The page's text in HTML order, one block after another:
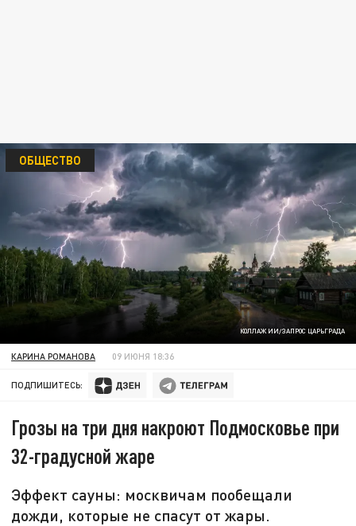
КОЛЛАЖ ИИ/ЗАПРОС ЦАРЬГРАДА
ОБЩЕСТВО
КАРИНА РОМАНОВА 09 ИЮНЯ 18:36
ПОДПИШИТЕСЬ:
Грозы на три дня накроют Подмосковье при
32-градусной жаре
Эффект сауны: москвичам пообещали
дожди, которые не спасут от жары.